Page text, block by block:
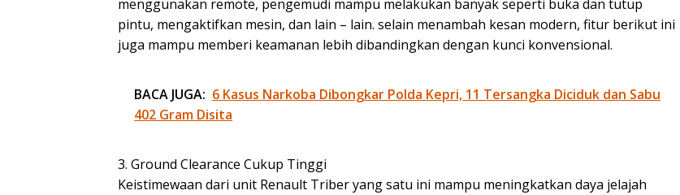
menggunakan remote, pengemudi mampu melakukan banyak seperti buka dan tutup
pintu, mengaktifkan mesin, dan lain – lain. selain menambah kesan modern, fitur berikut ini
juga mampu memberi keamanan lebih dibandingkan dengan kunci konvensional.
BACA JUGA: 6 Kasus Narkoba Dibongkar Polda Kepri, 11 Tersangka Diciduk dan Sabu
402 Gram Disita
3. Ground Clearance Cukup Tinggi
Keistimewaan dari unit Renault Triber yang satu ini mampu meningkatkan daya jelajah